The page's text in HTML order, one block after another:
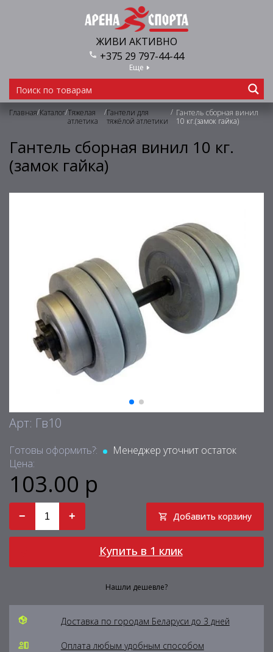
ЖИВИ АКТИВНО
+375 29 797-44-44
Еще
Главная/Каталог/Тяжелая
атлетика
/Гантели для
тяжёлой атлетики
/ Гантель сборная винил
10 кг.(замок гайка)
Гантель сборная винил 10 кг.
(замок гайка)
Арт: Гв10
Готовы оформить?:
Менеджер уточнит остаток
Цена:
103.00 р
− + Добавить корзину
Купить в 1 клик
Нашли дешевле?
Доставка по городам Беларуси до 3 дней
Оплата любым удобным способом